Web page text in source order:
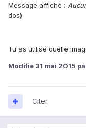
Message affiché :
dos)
Tu as utilisé quelle
Modifié 31 mai 2015
Citer